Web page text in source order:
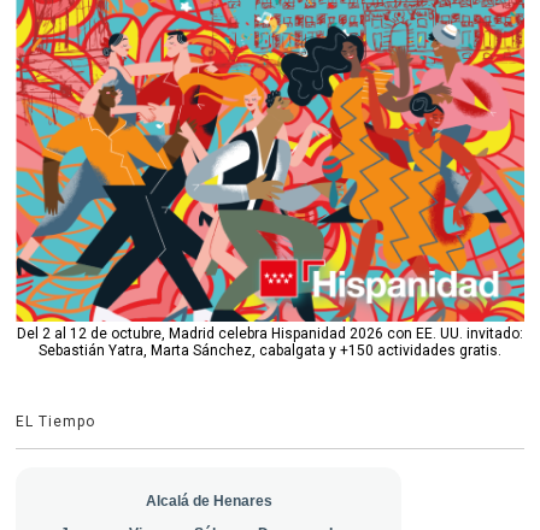
Del 2 al 12 de octubre, Madrid celebra Hispanidad 2026 con EE. UU. invitado:
Sebastián Yatra, Marta Sánchez, cabalgata y +150 actividades gratis.
EL Tiempo